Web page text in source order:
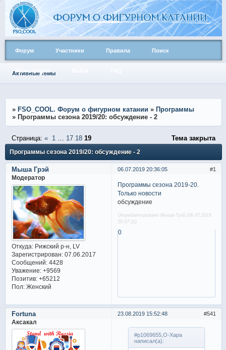
Форум Участники Правила Поиск
Активные темы
» FSO_COOL. Форум о фигурном катании » Программы
» Программы сезона 2019/20: обсуждение - 2
Программы сезона 2019/20: обсуждение - 2
Страница: « 1 17 18 19 Тема закрыта
1
06.07.2019 20:36:05
Мыша Грэй
Модератор
Откуда:Рижский р-н, LV
Зарегистрирован: 07.06.2017
Сообщений:4428
Уважение: +9569
Позитив: +65212
Пол:Женский
Программы сезона 2019-20.
Только новости
обсуждение
Отредактировано Мыша Грэй (06.07.2019
20:37:11)
0
541
23.08.2019 15:52:48
Fortuna
Аксакал
#p1069655,О-Хара
написал(а):